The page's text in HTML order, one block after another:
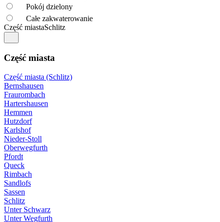
Pokój dzielony
Całe zakwaterowanie
Część miastaSchlitz
Część miasta
Część miasta (Schlitz)
Bernshausen
Fraurombach
Hartershausen
Hemmen
Hutzdorf
Karlshof
Nieder-Stoll
Oberwegfurth
Pfordt
Queck
Rimbach
Sandlofs
Sassen
Schlitz
Unter Schwarz
Unter Wegfurth